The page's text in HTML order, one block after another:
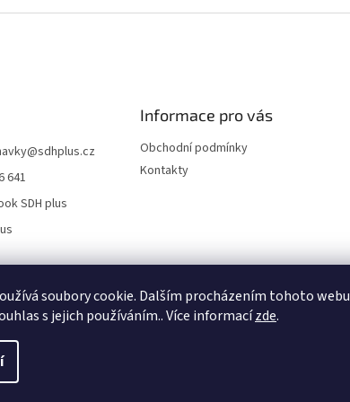
soubory cookie. Dalším procházením tohoto webu
s jejich používáním.. Více informacízde.
@sdhplus.cz
641
SDH plus
Informace pro vás
Obchodní podmínky
Kontakty
práva vyhrazena.